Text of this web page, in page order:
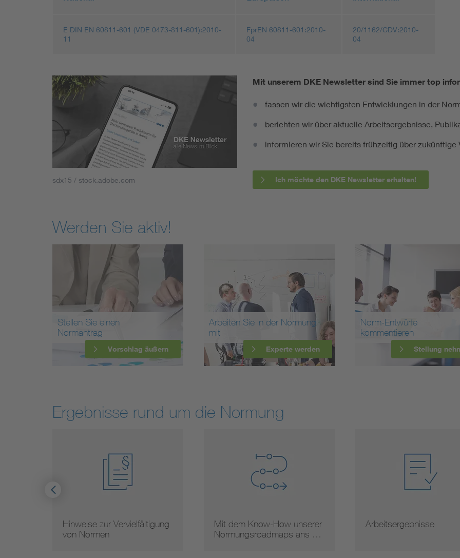
E DIN EN 60811-601 (VDE 0473-811-601):2010-
11
FprEN 60811-601:2010-
04
20/1162/CDV:2010-
04
sdx15 / stock.adobe.com
Mit unserem DKE Newsletter sind Sie immer top
fassen wir die wichtigsten Entwicklungen in der
berichten wir über aktuelle Arbeitsergebnisse,
informieren wir Sie bereits frühzeitig über zukünftige
Ich möchte den DKE Newsletter erhalten!
Werden Sie aktiv!
Stellen Sie einen
Normantrag
Vorschlag äußern
Arbeiten Sie in der Normung
mit
Experte werden
Norm-Entwürfe
kommentieren
Stellung
Ergebnisse rund um die Normung
Mit dem Know-How unserer
Normungsroadmaps ans …
Arbeitsergebnisse Normauslegungen